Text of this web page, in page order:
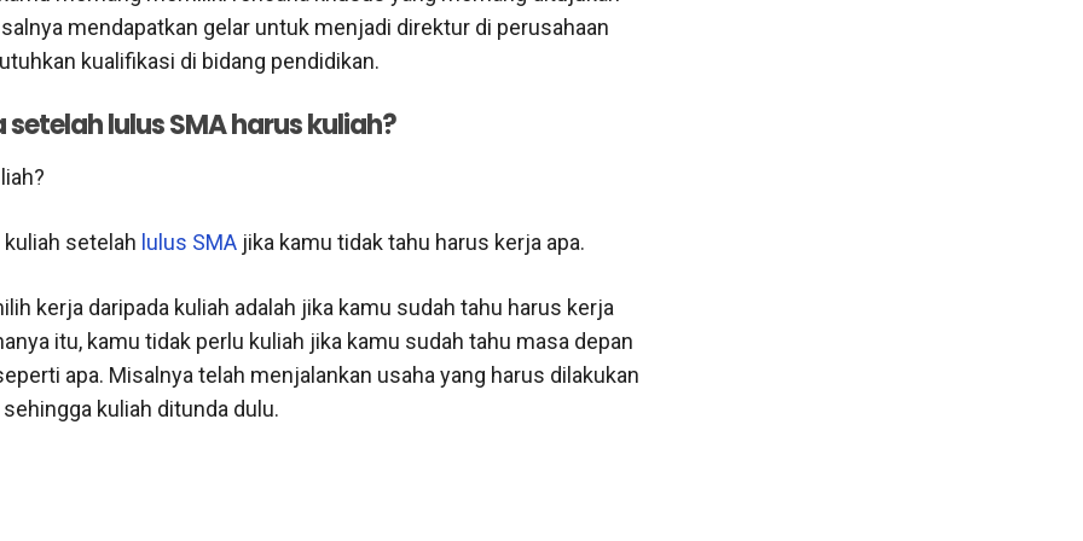
mendapatkan gelar untuk menjadi direktur di perusahaan
kualifikasi di bidang pendidikan.
lulus SMA harus kuliah?
setelah lulus SMAjika kamu tidak tahu harus kerja apa.
kerja daripada kuliah adalah jika kamu sudah tahu harus kerja
itu, kamu tidak perlu kuliah jika kamu sudah tahu masa depan
apa. Misalnya telah menjalankan usaha yang harus dilakukan
kuliah ditunda dulu.